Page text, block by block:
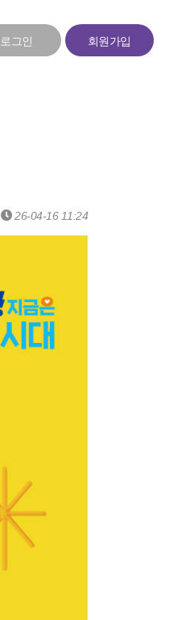
회원가입
로그인
26-04-16 11:24